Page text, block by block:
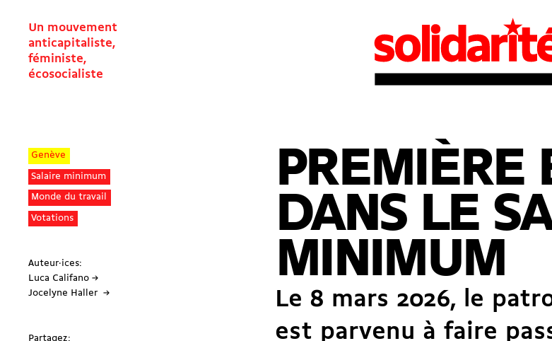
Un mouvement
anticapitaliste,
féministe,
écosocialiste
Genève
Salaire minimum
Monde du travail
Votations
Auteur·ices:
Luca Califano →
Jocelyne Haller →
Partagez:
PREMIÈRE
DANS LE
MINIMUM
Le 8 mars 2026, le
est parvenu à faire